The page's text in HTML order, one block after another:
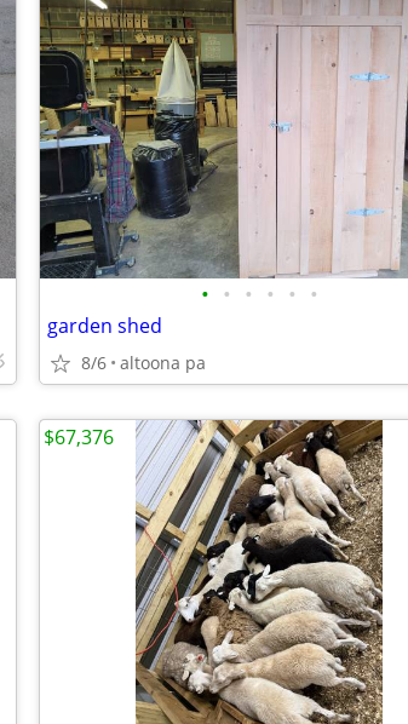
• • • • • •
garden shed
8/6 altoona pa
$67,376